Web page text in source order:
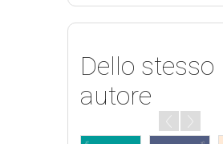
Dello stesso
autore